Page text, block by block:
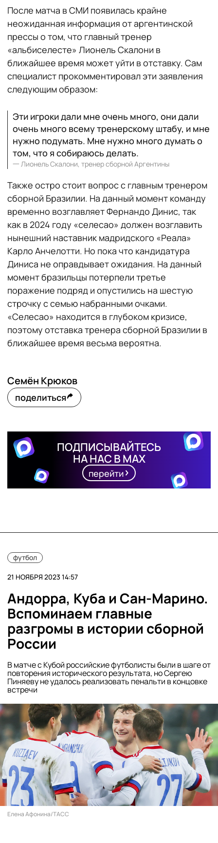
После матча в СМИ появилась крайне
неожиданная информация от аргентинской
прессы о том, что главный тренер
«альбиселесте» Лионель Скалони в
ближайшее время может уйти в отставку. Сам
специалист прокомментировал эти заявления
следующим образом:
Эти игроки дали мне очень много, они дали
очень много всему тренерскому штабу, и мне
нужно подумать. Мне нужно много думать о
том, что я собираюсь делать.
一 Лионель Скалони, тренер сборной Аргентины
Также остро стоит вопрос с главным тренером
сборной Бразилии. На данный момент команду
временно возглавляет Фернандо Динис, так
как в 2024 году «селесао» должен возглавить
нынешний наставник мадридского «Реала»
Карло Анчелотти. Но пока что кандидатура
Диниса не оправдывает ожидания. На данный
момент бразильцы потерпели третье
поражение подряд и опустились на шестую
строчку с семью набранными очками.
«Селесао» находится в глубоком кризисе,
поэтому отставка тренера сборной Бразилии в
ближайшее время весьма вероятна.
Семён Крюков
поделиться
ПОДПИСЫВАЙТЕСЬ
НА НАС В MAX
перейти
футбол
21 НОЯБРЯ 2023 14:57
Андорра, Куба и Сан-Марино.
Вспоминаем главные
разгромы в истории сборной
России
В матче с Кубой российские футболисты были в шаге от
повторения исторического результата, но Сергею
Пиняеву не удалось реализовать пенальти в концовке
встречи
Елена Афонина/ТАСС